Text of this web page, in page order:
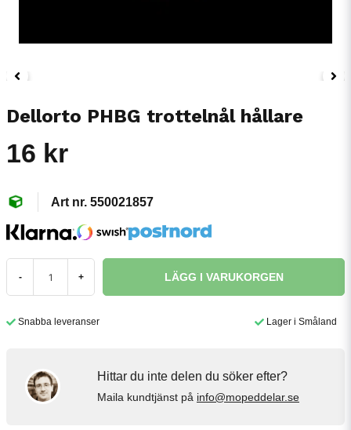
Dellorto PHBG trottelnål hållare
16 kr
550021857
- + LÄGG I VARUKORGEN
Snabba leveranser Lager i Småland
Hittar du inte delen du söker efter?
Maila kundtjänst på info@mopeddelar.se